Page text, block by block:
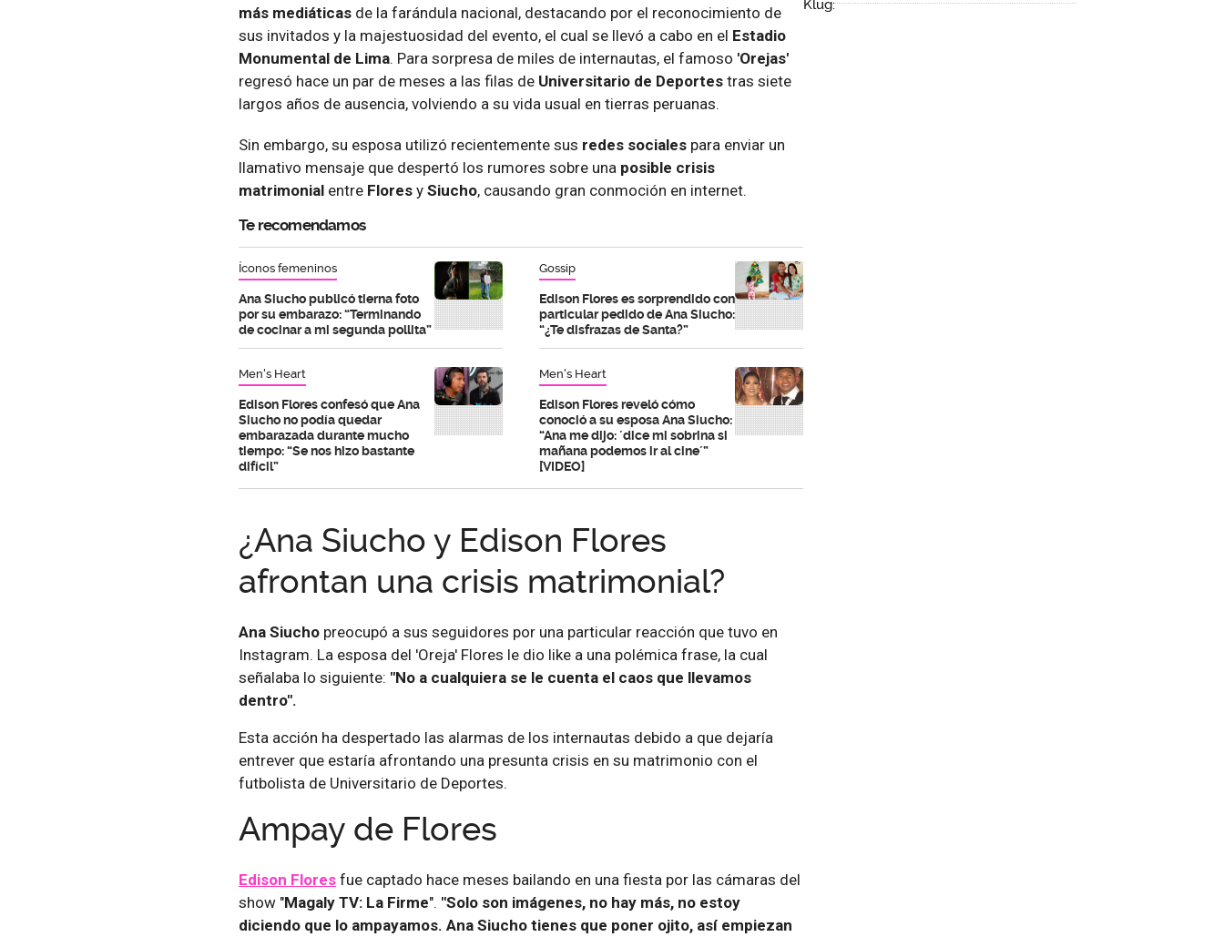
más mediáticas de la farándula nacional, destacando por el reconocimiento de
sus invitados y la majestuosidad del evento, el cual se llevó a cabo en el Estadio
Monumental de Lima. Para sorpresa de miles de internautas, el famoso 'Orejas'
regresó hace un par de meses a las filas de Universitario de Deportes tras siete
largos años de ausencia, volviendo a su vida usual en tierras peruanas.
Sin embargo, su esposa utilizó recientemente sus redes sociales para enviar un
llamativo mensaje que despertó los rumores sobre una posible crisis
matrimonial entre Flores y Siucho, causando gran conmoción en internet.
Te recomendamos
Íconos femeninos
Ana Siucho publicó tierna foto
por su embarazo: “Terminando
de cocinar a mi segunda pollita”
Gossip
Edison Flores es sorprendido con
particular pedido de Ana Siucho:
“¿Te disfrazas de Santa?”
Men's Heart
Edison Flores confesó que Ana
Siucho no podía quedar
embarazada durante mucho
tiempo: “Se nos hizo bastante
difícil”
Men's Heart
Edison Flores reveló cómo
conoció a su esposa Ana Siucho:
“Ana me dijo: ´dice mi sobrina si
mañana podemos ir al cine´”
[VIDEO]
¿Ana Siucho y Edison Flores
afrontan una crisis matrimonial?
Ana Siucho preocupó a sus seguidores por una particular reacción que tuvo en
Instagram. La esposa del 'Oreja' Flores le dio like a una polémica frase, la cual
señalaba lo siguiente: "No a cualquiera se le cuenta el caos que llevamos
dentro".
Esta acción ha despertado las alarmas de los internautas debido a que dejaría
entrever que estaría afrontando una presunta crisis en su matrimonio con el
futbolista de Universitario de Deportes.
Ampay de Flores
Edison Flores fue captado hace meses bailando en una fiesta por las cámaras del
show "Magaly TV: La Firme". "Solo son imágenes, no hay más, no estoy
diciendo que lo ampayamos. Ana Siucho tienes que poner ojito, así empiezan